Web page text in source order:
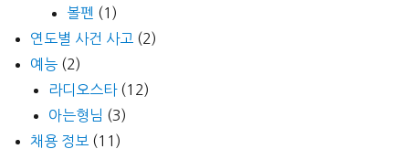
볼펜 (1)
연도별 사건 사고 (2)
예능 (2)
라디오스타(12)
아는형님 (3)
채용 정보 (11)